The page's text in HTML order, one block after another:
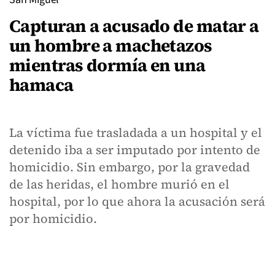
Capturan a acusado de matar a
un hombre a machetazos
mientras dormía en una
hamaca
La víctima fue trasladada a un hospital y el
detenido iba a ser imputado por intento de
homicidio. Sin embargo, por la gravedad
de las heridas, el hombre murió en el
hospital, por lo que ahora la acusación será
por homicidio.